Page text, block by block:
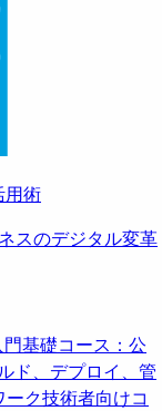
用術
スのデジタル変革
基礎コース：公
ド、デプロイ、管
ーク技術者向けコ